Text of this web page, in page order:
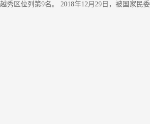
秀区位列第9名。 2018年12月29日，被国家民委